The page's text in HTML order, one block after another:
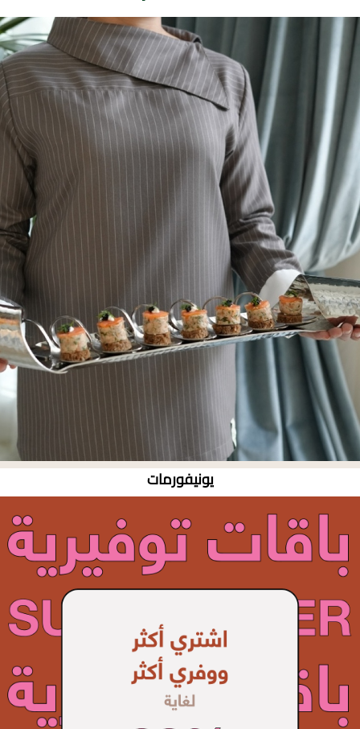
يونيفورمات